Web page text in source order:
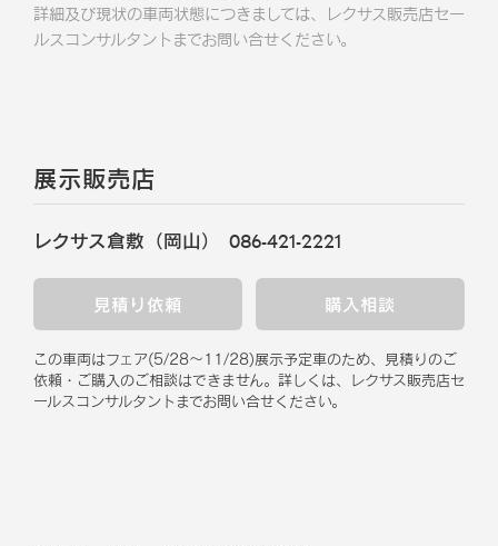
詳細及び現状の車両状態につきましては、レクサス販売店セー
ルスコンサルタントまでお問い合せください。
展示販売店
レクサス倉敷（岡山） 086-421-2221
見積り依頼 購入相談
この車両はフェア(5/28～11/28)展示予定車のため、見積りのご
依頼・ご購入のご相談はできません。 詳しくは、レクサス販売店セ
ールスコンサルタントまでお問い合せください。